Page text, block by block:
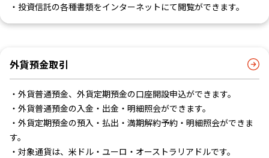
・投資信託の各種書類をインターネットにて閲覧ができます。
外貨預金取引
・外貨普通預金、外貨定期預金の口座開設申込ができます。
・外貨普通預金の入金・出金・明細照会ができます。
・外貨定期預金の預入・払出・満期解約予約・明細照会ができま
す。
・対象通貨は、米ドル・ユーロ・オーストラリアドルです。